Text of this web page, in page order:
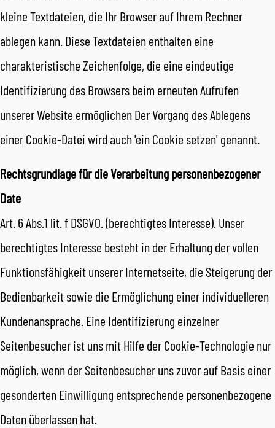
kleine Textdateien, die Ihr Browser auf Ihrem Rechner
ablegen kann. Diese Textdateien enthalten eine
charakteristische Zeichenfolge, die eine eindeutige
Identifizierung des Browsers beim erneuten Aufrufen
unserer Website ermöglichen Der Vorgang des Ablegens
einer Cookie-Datei wird auch 'ein Cookie setzen' genannt.
Rechtsgrundlage für die Verarbeitung personenbezogener
Date
Art. 6 Abs.1 lit. f DSGVO. (berechtigtes Interesse). Unser
berechtigtes Interesse besteht in der Erhaltung der vollen
Funktionsfähigkeit unserer Internetseite, die Steigerung der
Bedienbarkeit sowie die Ermöglichung einer individuelleren
Kundenansprache. Eine Identifizierung einzelner
Seitenbesucher ist uns mit Hilfe der Cookie-Technologie nur
möglich, wenn der Seitenbesucher uns zuvor auf Basis einer
gesonderten Einwilligung entsprechende personenbezogene
Daten überlassen hat.